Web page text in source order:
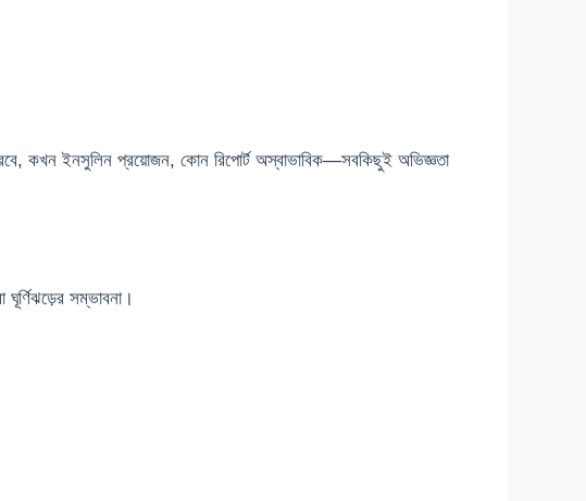
কখন ইনসুলিন প্রয়োজন, কোন রিপোর্ট অস্বাভাবিক—সবকিছুই অভিজ্ঞতা
সম্ভাবনা।